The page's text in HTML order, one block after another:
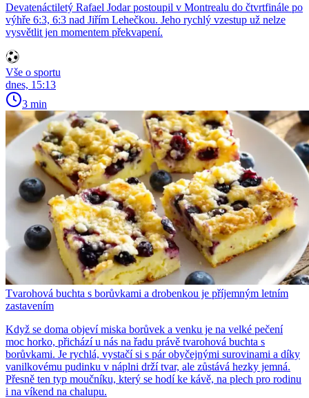
Devatenáctiletý Rafael Jodar postoupil v Montrealu do čtvrtfinále po
výhře 6:3, 6:3 nad Jiřím Lehečkou. Jeho rychlý vzestup už nelze
vysvětlit jen momentem překvapení.
Vše o sportu
dnes, 15:13
3 min
Tvarohová buchta s borůvkami a drobenkou je příjemným letním
zastavením
Když se doma objeví miska borůvek a venku je na velké pečení
moc horko, přichází u nás na řadu právě tvarohová buchta s
borůvkami. Je rychlá, vystačí si s pár obyčejnými surovinami a díky
vanilkovému pudinku v náplni drží tvar, ale zůstává hezky jemná.
Přesně ten typ moučníku, který se hodí ke kávě, na plech pro rodinu
i na víkend na chalupu.